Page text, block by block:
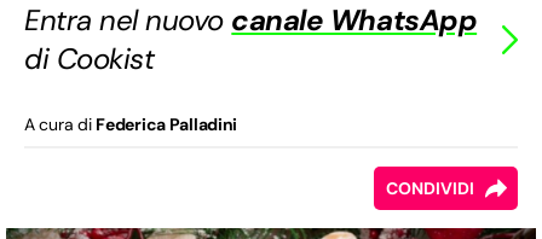
Entra nel nuovo canale WhatsApp
di Cookist
A cura di Federica Palladini
CONDIVIDI